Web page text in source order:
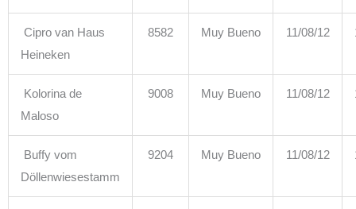
Cipro van Haus
Heineken
8582 Muy Bueno 11/08/12
Kolorina de
Maloso
9008 Muy Bueno 11/08/12
Buffy vom
Döllenwiesestamm
9204 Muy Bueno 11/08/12